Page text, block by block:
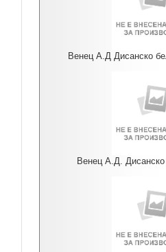
Венец А.Д Дисанско
Венец А.Д.